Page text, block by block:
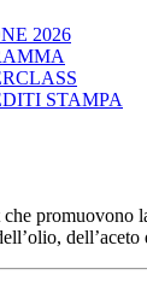
2026
STAMPA
che promuovono